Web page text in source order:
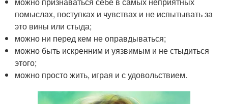
помыслах, поступках и чувствах и не испытывать за
это вины или стыда;
можно ни перед кем не оправдываться;
можно быть искренним и уязвимым и не стыдиться
этого;
можно просто жить, играя и с удовольствием.